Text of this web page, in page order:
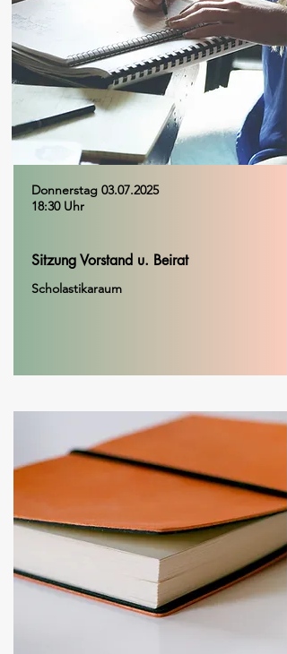
Donnerstag 03.07.2025
18:30 Uhr
Sitzung Vorstand u. Beirat
Scholastikaraum